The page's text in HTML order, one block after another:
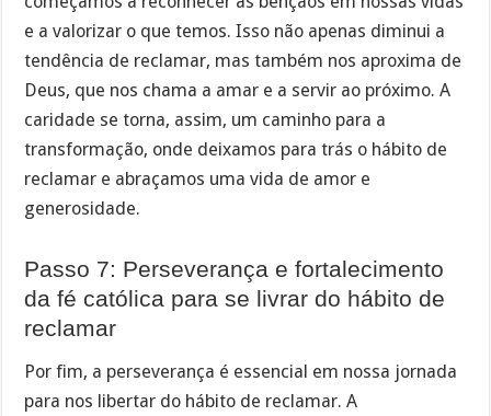
e a valorizar o que temos. Isso não apenas diminui a
tendência de reclamar, mas também nos aproxima de
Deus, que nos chama a amar e a servir ao próximo. A
caridade se torna, assim, um caminho para a
transformação, onde deixamos para trás o hábito de
reclamar e abraçamos uma vida de amor e
generosidade.
Passo 7: Perseverança e fortalecimento
da fé católica para se livrar do hábito de
reclamar
Por fim, a perseverança é essencial em nossa jornada
para nos libertar do hábito de reclamar. A